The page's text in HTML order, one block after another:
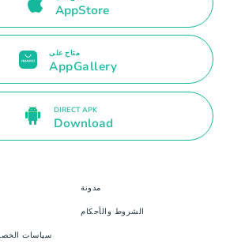
AppStore
متاح على
AppGallery
DIRECT APK
Download
مدونة
الشروط والأحكام
سياسات